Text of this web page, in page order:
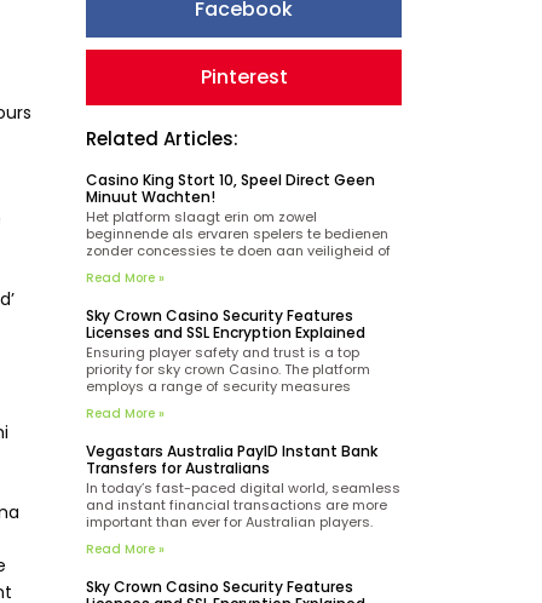
Facebook
Pinterest
Related Articles:
Casino King Stort 10, Speel Direct Geen
Minuut Wachten!
Het platform slaagt erin om zowel
beginnende als ervaren spelers te bedienen
zonder concessies te doen aan veiligheid of
beschermd door SSL-encryptie en de meeste
inlogproces bij King casino is casino king
beveiligd met moderne encryptietechnologie
en vereist alleen je geregistreerde
Read More »
Sky Crown Casino Security Features
Licenses and SSL Encryption Explained
Ensuring player safety and trust is a top
priority for sky crown Casino. The platform
employs a range of security measures
information, making it a reliable choice for
indicators of the casino’s legitimacy is its
Curacao license.
Read More »
Vegastars Australia PayID Instant Bank
Transfers for Australians
In today’s fast-paced digital world, seamless
and instant financial transactions are more
important than ever for Australian players.
deposit option, allowing users to fund their
to the needs of Aussie players. PayID
Read More »
Sky Crown Casino Security Features